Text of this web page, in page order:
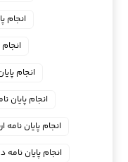
انجام
انجام
انجام پایان
انجام پایان
انجام پایان نامه